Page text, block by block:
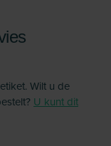
Wilt u de
U kunt dit